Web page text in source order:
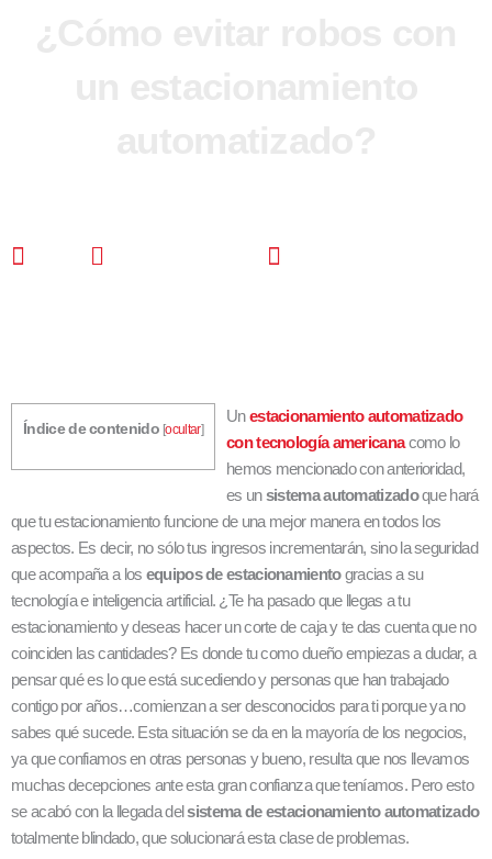
Índice de contenido [ocultar]
Unestacionamiento automatizado
con tecnología americanacomo lo
hemos mencionado con anterioridad,
es unsistema automatizadoque hará
que tu estacionamiento funcione de una mejor manera en todos los
aspectos. Es decir, no sólo tus ingresos incrementarán, sino la seguridad
que acompaña a los equipos de estacionamientogracias a su
tecnología e inteligencia artificial. ¿Te ha pasado que llegas a tu
estacionamiento y deseas hacer un corte de caja y te das cuenta que no
coinciden las cantidades? Es donde tu como dueño empiezas a dudar, a
pensar qué es lo que está sucediendo y personas que han trabajado
contigo por años…comienzan a ser desconocidos para ti porque ya no
sabes qué sucede. Esta situación se da en la mayoría de los negocios,
ya que confiamos en otras personas y bueno, resulta que nos llevamos
muchas decepciones ante esta gran confianza que teníamos. Pero esto
se acabó con la llegada delsistema de estacionamiento automatizado
totalmente blindado, que solucionará esta clase de problemas.